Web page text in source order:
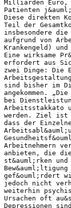
Milliarden Euro,
Patienten
Diese direkten
Teil der
insbesondere die
aufgrund von
Krankengeld)
Eine wirksame
erfordert aus
zwei Dinge: Die
sind bisher im
angekommen.
bei
Arbeitsstakkato
werden. Ziel ist
dass der
Arbeitnehmern
anbieten, die
st&auml;rken
gef&ouml;rdert
jedoch nicht
weiterhin
Ursachen oft
Depressionen